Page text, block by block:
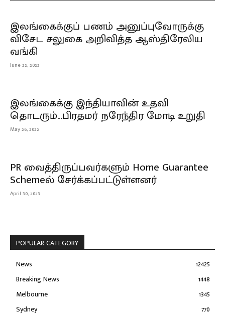
இலங்கைக்குப் பணம் அனுப்புவோருக்கு
விசேட சலுகை அறிவித்த ஆஸ்திரேலிய
வங்கி
June 22, 2022
இலங்கைக்கு இந்தியாவின் உதவி
தொடரும்…பிரதமர் நரேந்திர மோடி உறுதி
May 26, 2022
PR வைத்திருப்பவர்களும் Home Guarantee
Schemeல் சேர்க்கப்பட்டுள்ளனர்
April 30, 2023
POPULAR CATEGORY
News
12425
Breaking News
1448
Melbourne
1345
Sydney
770